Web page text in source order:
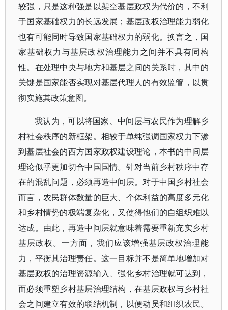
较强，只是这种强是以架空基层政权为代价的，不利
于国家基础权力的长远发展；基层政权治理能力弱化
也有可能同时导致国家基础权力的弱化。换言之，国
家基础权力与基层政权治理能力之间并不具有同构
性。在处理中央与地方和基层之间的关系时，其中的
关键是国家能否实现对基层代理人的有效监管，以贯
彻实施其政策意图。
我认为，可以将国家、中间层与农民作为理解乡
村社会秩序的新框架。相较于单纯强调国家权力下渗
到基层社会的西方国家政权建设理论，本书的中间层
理论似乎更加切合中国国情。针对当前乡村秩序中存
在的混乱问题，必须再造中间层。对于中国乡村社会
而言，农民群体数量的巨大、个体利益的高度多元化
和乡村情势的极端复杂化，又使得他们的自组织难以
达成。由此，再造中间层就意味着需要重新充实乡村
基层政权。一方面，我们应该增强基层政权治理能
力，平衡其治理责任。这一目标并不是简单地增加对
基层政权的治理资源输入、强化乡村治理就可达到，
而必须重塑乡村基层治理结构，在基层政权与乡村社
会之间建立有效的联结机制，以便动员和组织农民。